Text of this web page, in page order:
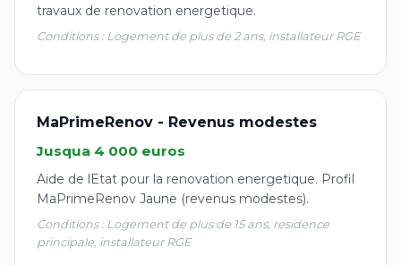
travaux de renovation energetique.
Conditions : Logement de plus de 2 ans, installateur RGE
MaPrimeRenov - Revenus modestes
Jusqua 4 000 euros
Aide de lEtat pour la renovation energetique. Profil
MaPrimeRenov Jaune (revenus modestes).
Conditions : Logement de plus de 15 ans, residence
principale, installateur RGE